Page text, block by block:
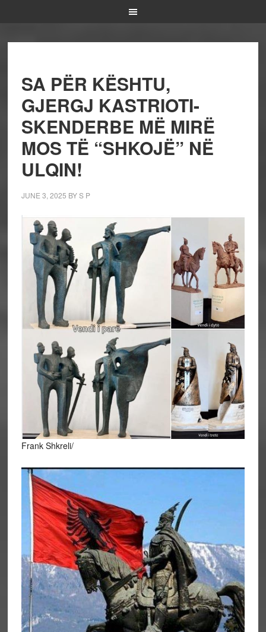
SA PËR KËSHTU,
GJERGJ KASTRIOTI-
SKENDERBE MË MIRË
MOS TË “SHKOJË” NË
ULQIN!
JUNE 3, 2025 BYS P
Frank Shkreli/